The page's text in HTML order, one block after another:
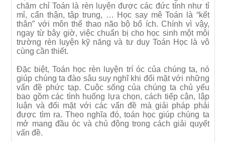
chăm chỉ Toán là rèn luyện được các đức tính như tỉ
mỉ, cẩn thận, tập trung, … Học say mê Toán là “kết
thân” với môn thể thao não bộ bổ ích. Chính vì vậy,
ngay từ bây giờ, việc chuẩn bị cho học sinh một môi
trường rèn luyện kỹ năng và tư duy Toán Học là vô
cùng cần thiết.
Đặc biệt, Toán học rèn luyện trí óc của chúng ta, nó
giúp chúng ta đào sâu suy nghĩ khi đối mặt với những
vấn đề phức tạp. Cuộc sống của chúng ta chủ yếu
bao gồm các tình huống lựa chọn, cách tiếp cận, lập
luận và đối mặt với các vấn đề mà giải pháp phải
được tìm ra. Theo nghĩa đó, toán học giúp chúng ta
mở mang đầu óc và chủ động trong cách giải quyết
vấn đề.